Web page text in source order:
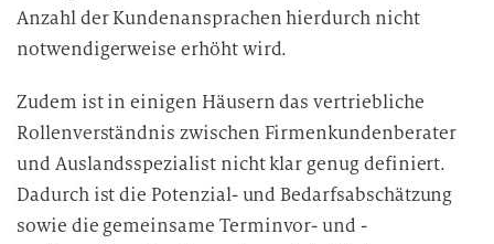
Anzahl der Kundenansprachen hierdurch nicht
notwendigerweise erhöht wird.
Zudem ist in einigen Häusern das vertriebliche
Rollenverständnis zwischen Firmenkundenberater
und Auslandsspezialist nicht klar genug definiert.
Dadurch ist die Potenzial- und Bedarfsabschätzung
sowie die gemeinsame Terminvor- und -